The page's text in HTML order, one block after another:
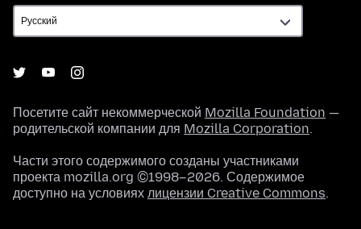
Посетите сайт некоммерческой Mozilla Foundation —
родительской компании для Mozilla Corporation.
Части этого содержимого созданы участниками
проекта mozilla.org ©1998–2026. Содержимое
доступно на условиях лицензии Creative Commons.